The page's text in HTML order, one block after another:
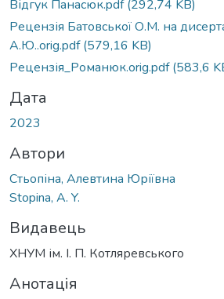
Відгук Панасюк.pdf(292,74 KB)
Рецензія Батовської О.М. на
А.Ю..orig.pdf(579,16 KB)
Рецензія_Романюк.orig.pdf(583,6
Дата
2023
Автори
Стьопіна, Алевтина Юріївна
Stopina, A. Y.
Видавець
ХНУМ ім. І. П. Котляревського
Анотація